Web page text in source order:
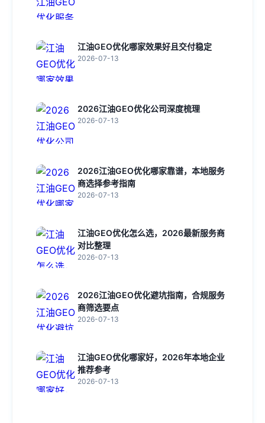
江油GEO优化哪家效果好且交付稳定
2026-07-13
2026江油GEO优化公司深度梳理
2026-07-13
2026江油GEO优化哪家靠谱，本地服务
商选择参考指南
2026-07-13
江油GEO优化怎么选，2026最新服务商
对比整理
2026-07-13
2026江油GEO优化避坑指南，合规服务
商筛选要点
2026-07-13
江油GEO优化哪家好，2026年本地企业
推荐参考
2026-07-13